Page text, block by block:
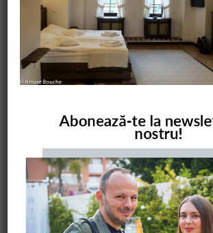
CAUTARE
COMANDĂ CARTEA NOASTRĂ